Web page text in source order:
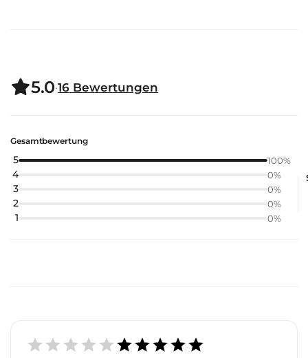
5.0·16 Bewertungen
Gesamtbewertung
5 100%
4 0%
3 0%
2 0%
1 0%